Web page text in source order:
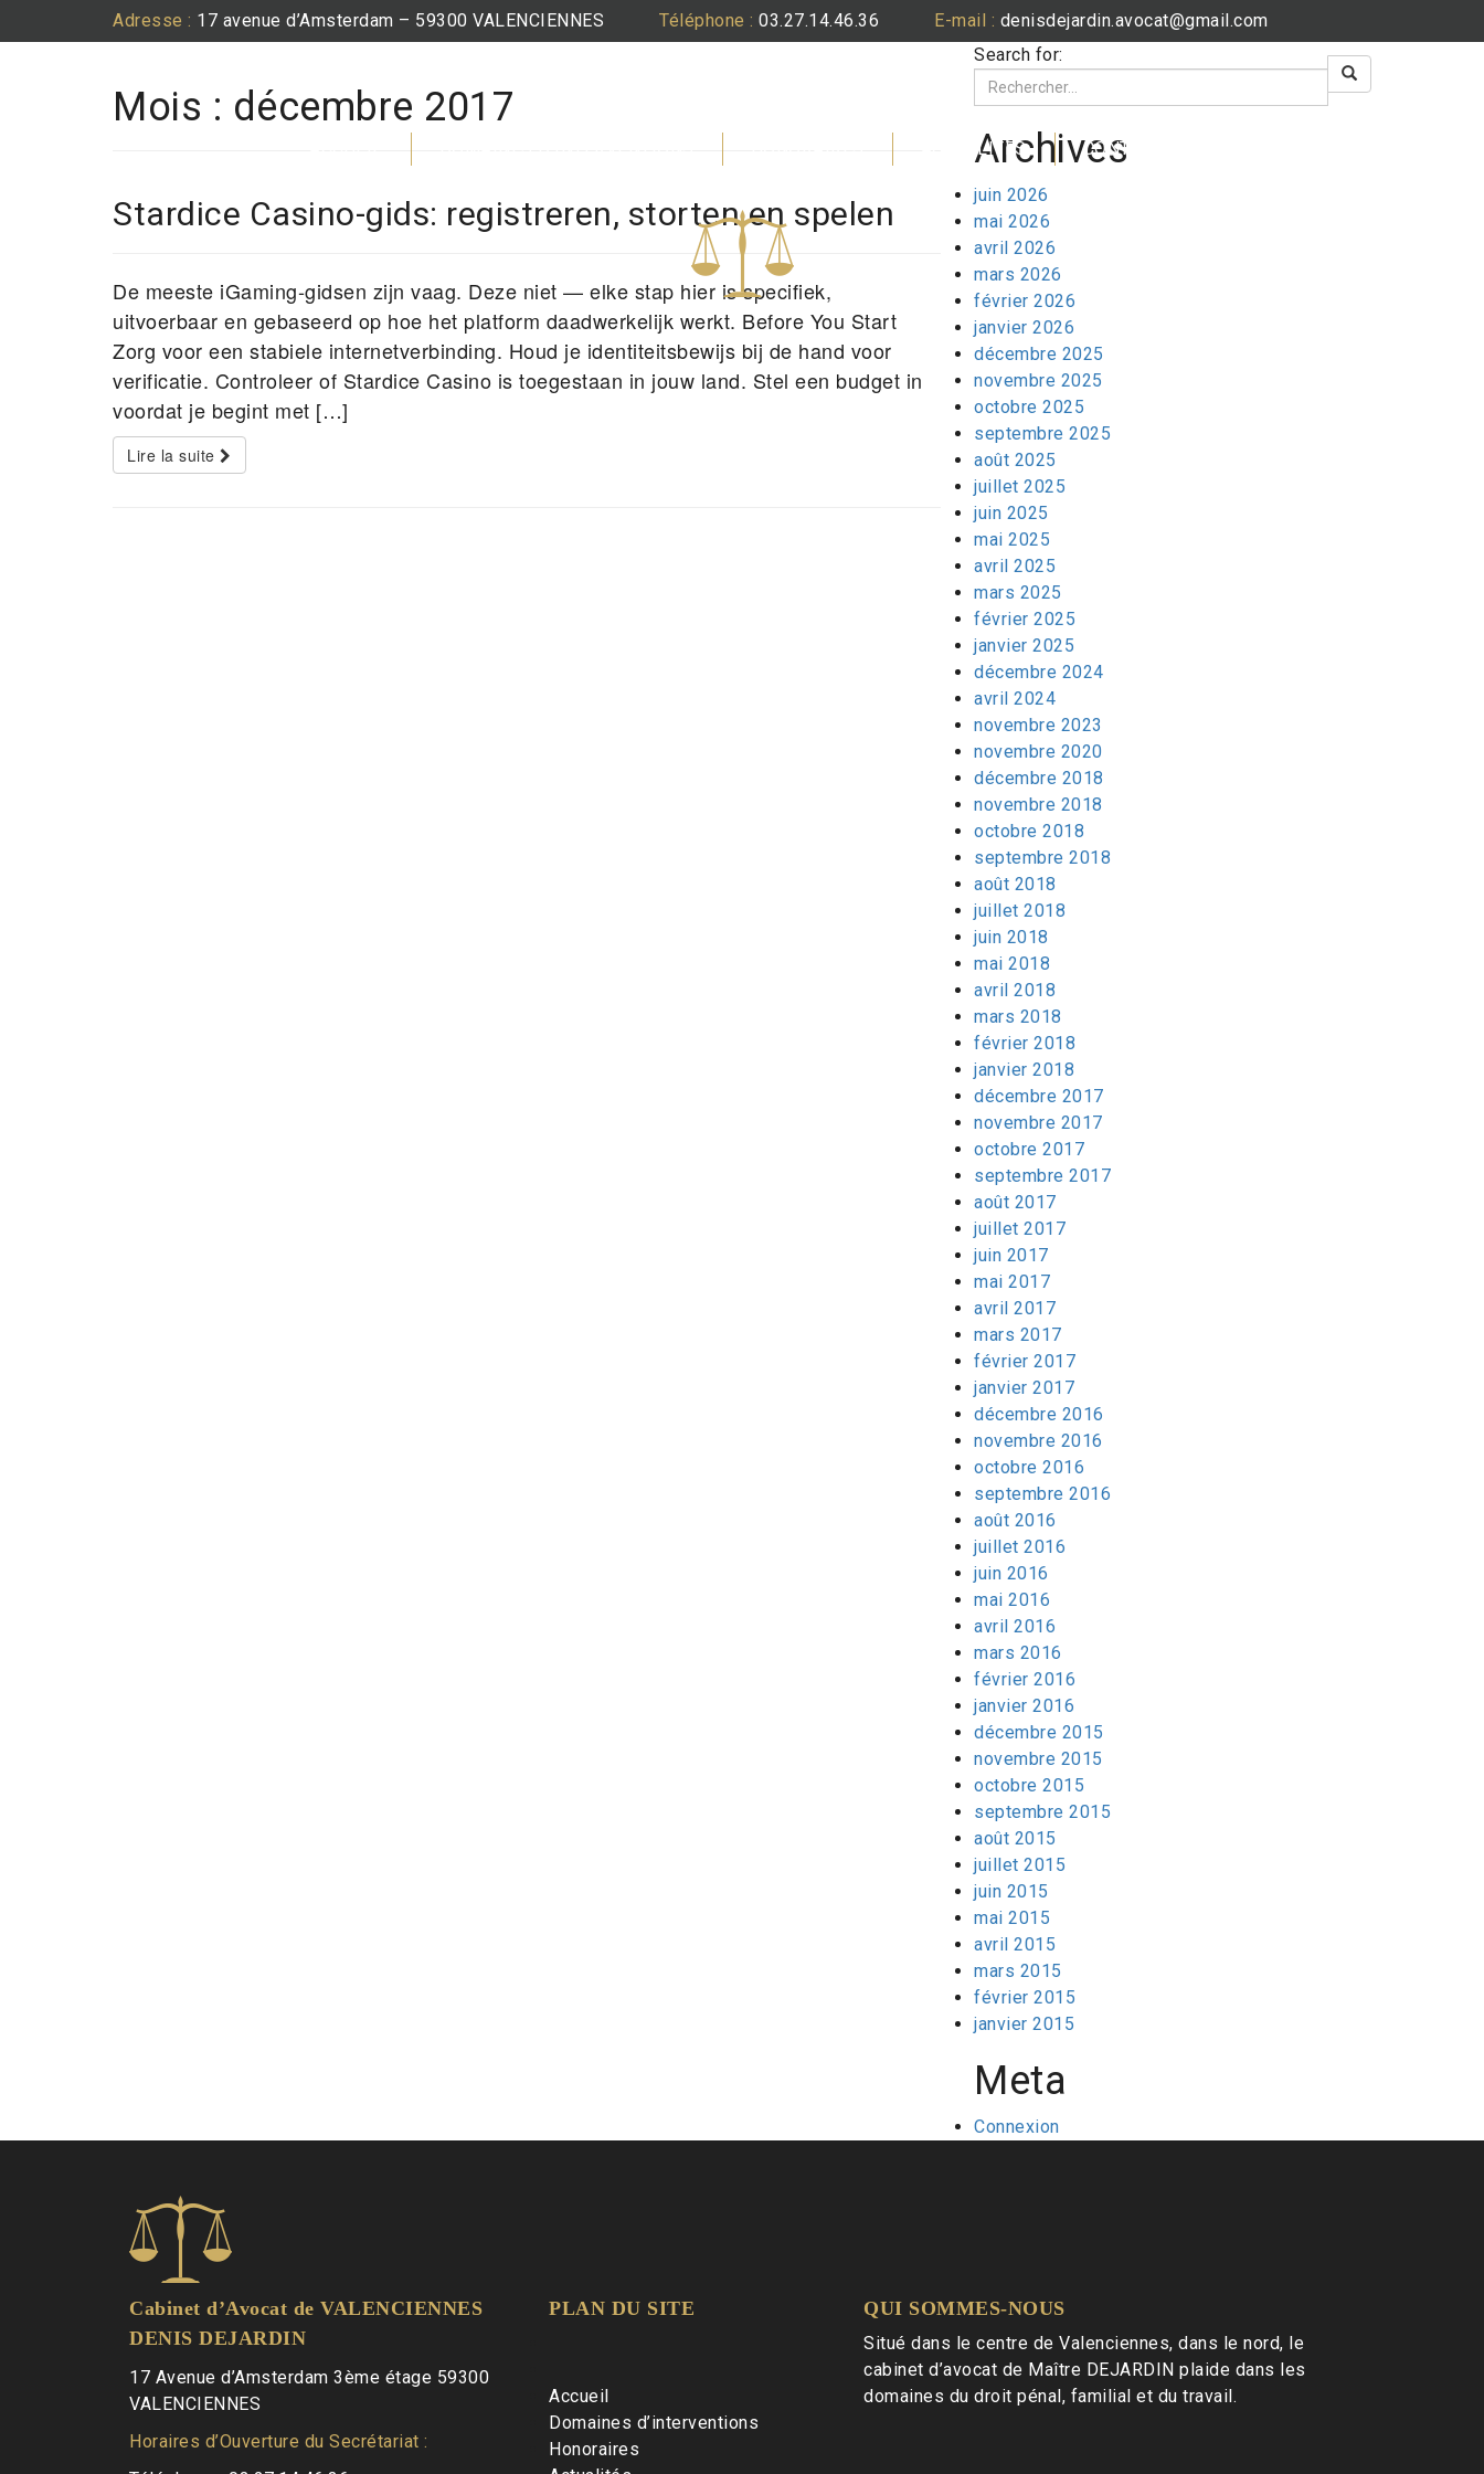
Adresse : 17 avenue d’Amsterdam – 59300 VALENCIENNES Téléphone : 03.27.14.46.36 E-mail : denisdejardin.avocat@gmail.com
ACTUALITÉS CONTACT
Mois : décembre 2017
Stardice Casino-gids: registreren, storten en spelen
De meeste iGaming-gidsen zijn vaag. Deze niet — elke stap hier is specifiek,
uitvoerbaar en gebaseerd op hoe het platform daadwerkelijk werkt. Before You Start
Zorg voor een stabiele internetverbinding. Houd je identiteitsbewijs bij de hand voor
verificatie. Controleer of Stardice Casino is toegestaan in jouw land. Stel een budget in
voordat je begint met […]
Lire la suite
Search for:
Archives
juin 2026
mai 2026
avril 2026
mars 2026
février 2026
janvier 2026
décembre 2025
novembre 2025
octobre 2025
septembre 2025
août 2025
juillet 2025
juin 2025
mai 2025
avril 2025
mars 2025
février 2025
janvier 2025
décembre 2024
avril 2024
novembre 2023
novembre 2020
décembre 2018
novembre 2018
octobre 2018
septembre 2018
août 2018
juillet 2018
juin 2018
mai 2018
avril 2018
mars 2018
février 2018
janvier 2018
décembre 2017
novembre 2017
octobre 2017
septembre 2017
août 2017
juillet 2017
juin 2017
mai 2017
avril 2017
mars 2017
février 2017
janvier 2017
décembre 2016
novembre 2016
octobre 2016
septembre 2016
août 2016
juillet 2016
juin 2016
mai 2016
avril 2016
mars 2016
février 2016
janvier 2016
décembre 2015
novembre 2015
octobre 2015
septembre 2015
août 2015
juillet 2015
juin 2015
mai 2015
avril 2015
mars 2015
février 2015
janvier 2015
Meta
Connexion
Cabinet d’Avocat de VALENCIENNES
DENIS DEJARDIN
17 Avenue d’Amsterdam 3ème étage 59300
VALENCIENNES
Horaires d’Ouverture du Secrétariat :
PLAN DU SITE
Accueil
Domaines d’interventions
Honoraires
QUI SOMMES-NOUS
Situé dans le centre de Valenciennes, dans le nord, le
cabinet d’avocat de Maître DEJARDIN plaide dans les
domaines du droit pénal, familial et du travail.